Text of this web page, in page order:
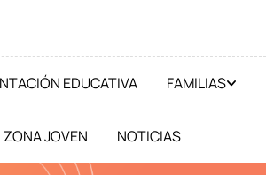
EDUCATIVA FAMILIAS
ZONA JOVEN NOTICIAS